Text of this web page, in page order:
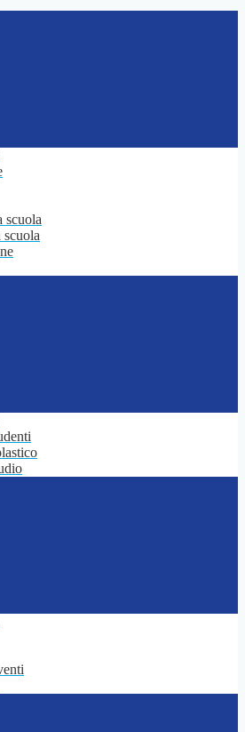
scuola
scuola